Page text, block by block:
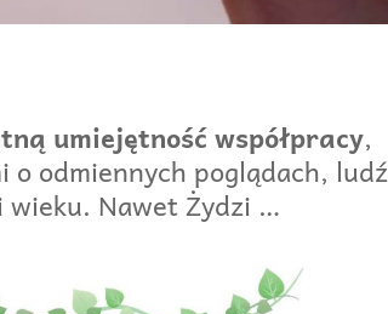
umiejętność współpracy,
odmiennych poglądach,
wieku. Nawet Żydzi …